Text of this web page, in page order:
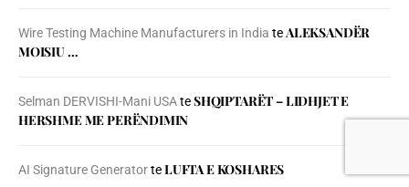
Wire Testing Machine Manufacturers in India teALEKSANDËR
MOISIU …
Selman DERVISHI-Mani USAteSHQIPTARËT – LIDHJET E
HERSHME ME PERËNDIMIN
AI Signature GeneratorteLUFTA E KOSHARES